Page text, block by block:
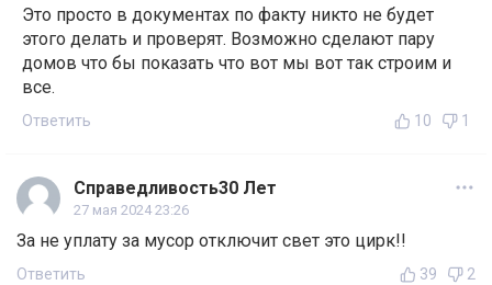
Это просто в документах по факту никто не будет
этого делать и проверят. Возможно сделают пару
домов что бы показать что вот мы вот так строим и
все.
Ответить 10 1
Справедливость30 Лет
27 мая 2024 23:26
За не уплату за мусор отключит свет это цирк!!
Ответить 39 2